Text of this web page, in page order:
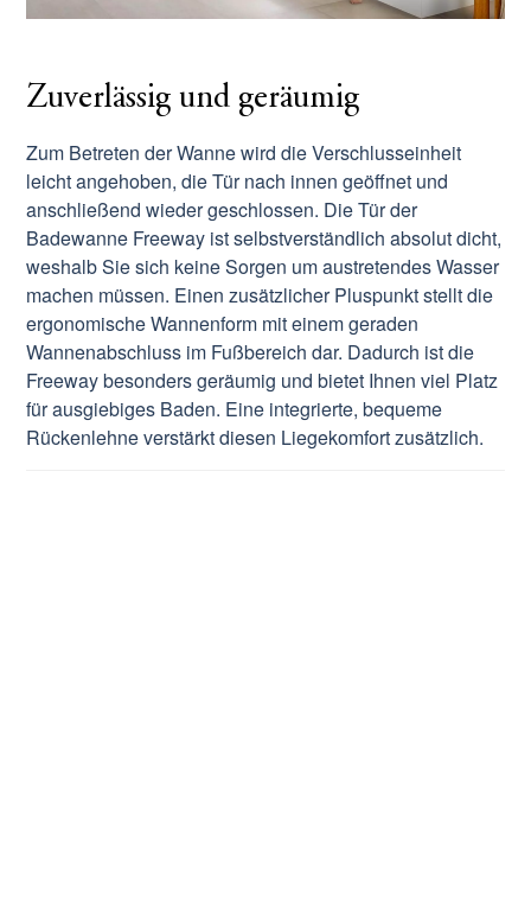
Zuverlässig und geräumig
Zum Betreten der Wanne wird die Verschlusseinheit
leicht angehoben, die Tür nach innen geöffnet und
anschließend wieder geschlossen. Die Tür der
Badewanne Freeway ist selbstverständlich absolut dicht,
weshalb Sie sich keine Sorgen um austretendes Wasser
machen müssen. Einen zusätzlicher Pluspunkt stellt die
ergonomische Wannenform mit einem geraden
Wannenabschluss im Fußbereich dar. Dadurch ist die
Freeway besonders geräumig und bietet Ihnen viel Platz
für ausgiebiges Baden. Eine integrierte, bequeme
Rückenlehne verstärkt diesen Liegekomfort zusätzlich.